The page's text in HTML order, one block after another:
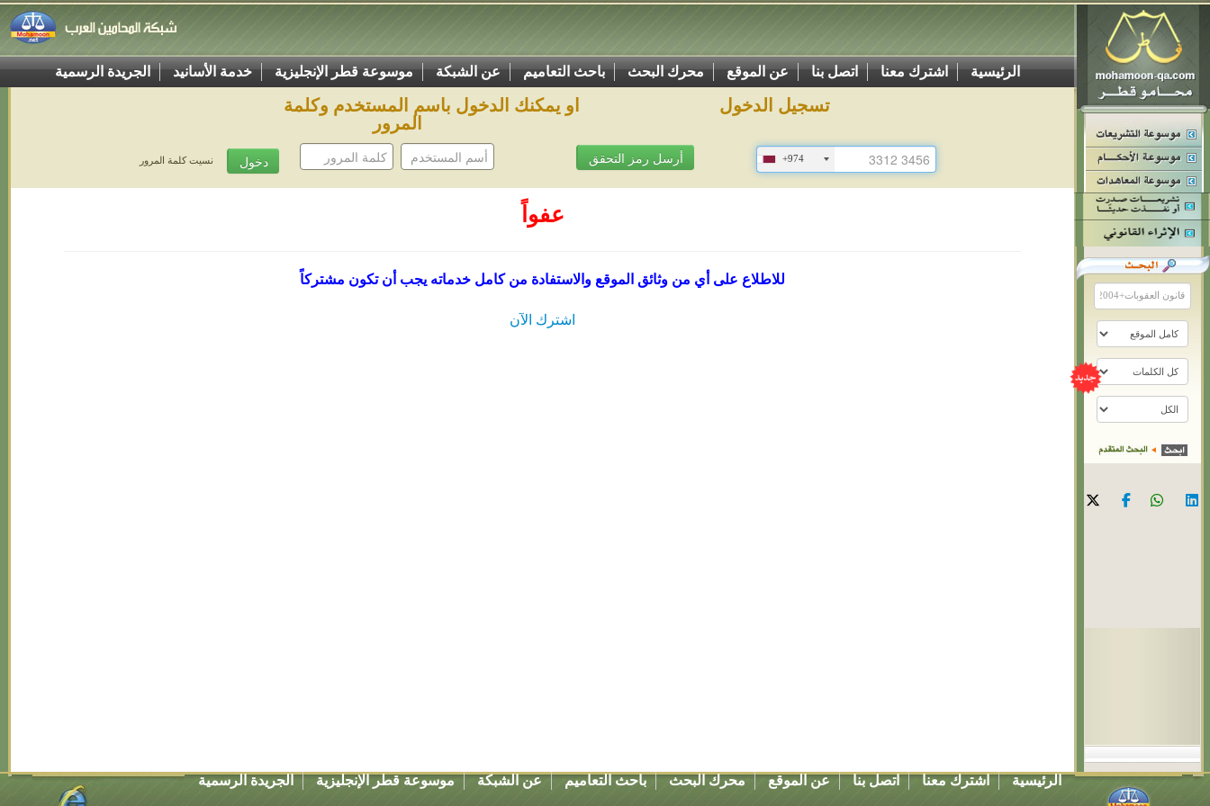
الرئيسية اشترك معنا اتصل بنا عن الموقع محرك البحث باحث التعاميم عن الشبكة موسوعة قطر الإنجليزية خدمة الأسانيد الجريدة الرسمية
تسجيل الدخول
او يمكنك الدخول باسم المستخدم وكلمة
المرور
+974 نسيت كلمة المرور
عفواً
للاطلاع على أي من وثائق الموقع والاستفادة من كامل خدماته يجب أن تكون مشتركاً
اشترك الآن
الرئيسية اشترك معنا اتصل بنا عن الموقع محرك البحث باحث التعاميم عن الشبكة موسوعة قطر الإنجليزية الجريدة الرسمية